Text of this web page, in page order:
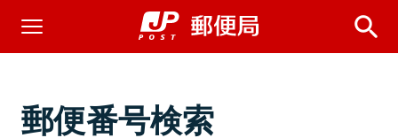
郵便番号検索